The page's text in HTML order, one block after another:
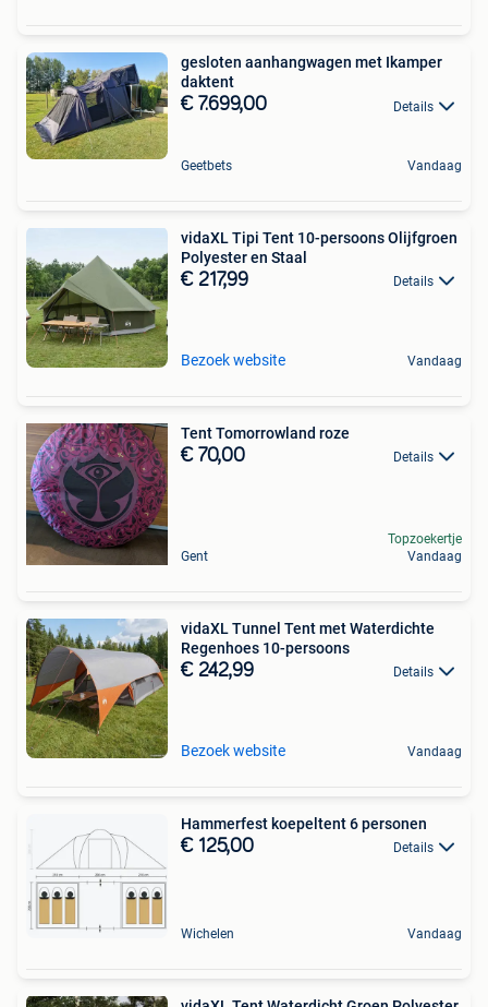
gesloten aanhangwagen met Ikamper
daktent
€ 7.699,00 Details
Geetbets Vandaag
vidaXL Tipi Tent 10-persoons Olijfgroen
Polyester en Staal
€ 217,99 Details
Bezoek website Vandaag
Tent Tomorrowland roze
€ 70,00 Details
Gent
Topzoekertje
Vandaag
vidaXL Tunnel Tent met Waterdichte
Regenhoes 10-persoons
€ 242,99 Details
Bezoek website Vandaag
Hammerfest koepeltent 6 personen
€ 125,00 Details
Wichelen Vandaag